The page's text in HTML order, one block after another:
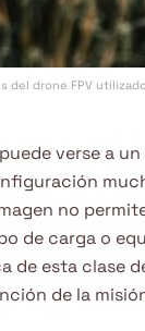
del drone FPV
puede verse a
no
de carga o
esta clase
de la